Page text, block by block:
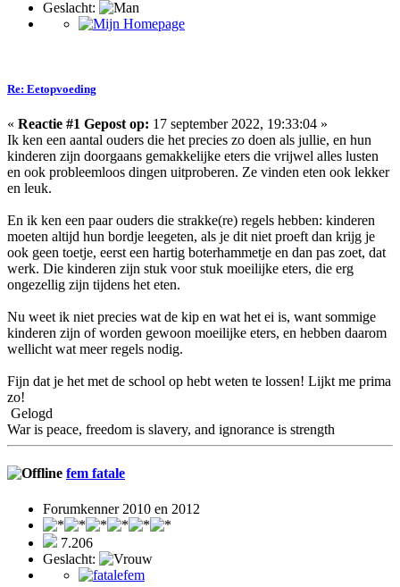
Geslacht:
Re: Eetopvoeding
« Reactie #1 Gepost op: 17 september 2022, 19:33:04 »
Ik ken een aantal ouders die het precies zo doen als jullie, en hun
kinderen zijn doorgaans gemakkelijke eters die vrijwel alles lusten
en ook probleemloos dingen uitproberen. Ze vinden eten ook lekker
en leuk.
En ik ken een paar ouders die strakke(re) regels hebben: kinderen
moeten altijd hun bordje leegeten, als je dit niet proeft dan krijg je
ook geen toetje, eerst een hartig boterhammetje en dan pas zoet, dat
werk. Die kinderen zijn stuk voor stuk moeilijke eters, die erg
ongezellig zijn tijdens het eten.
Nu weet ik niet precies wat de kip en wat het ei is, want sommige
kinderen zijn of worden gewoon moeilijke eters, en hebben daarom
wellicht wat meer regels nodig.
Fijn dat je het met de school op hebt weten te lossen! Lijkt me prima
zo!
Gelogd
War is peace, freedom is slavery, and ignorance is strength
fem fatale
Forumkenner 2010 en 2012
7.206
Geslacht: